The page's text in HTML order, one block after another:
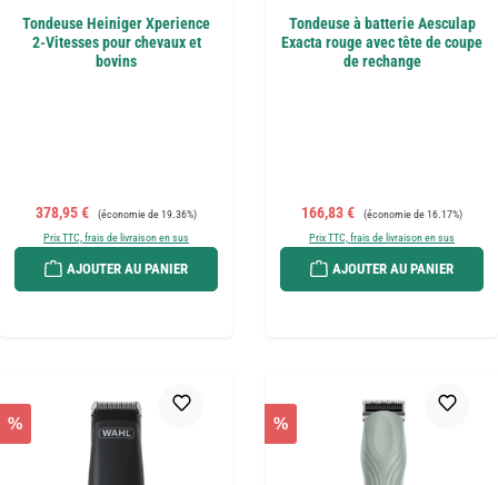
Tondeuse Heiniger Xperience
2-Vitesses pour chevaux et
bovins
Prix de vente :
378,95 € Prix régulier :
(économie de 19.36%)
Prix TTC, frais de livraison en sus
AJOUTER AU PANIER
Tondeuse à batterie Aesculap
Exacta rouge avec tête de coupe
de rechange
Prix de vente :
166,83 € Prix régulier :
(économie de 16.17%)
Prix TTC, frais de livraison en sus
AJOUTER AU PANIER
% %